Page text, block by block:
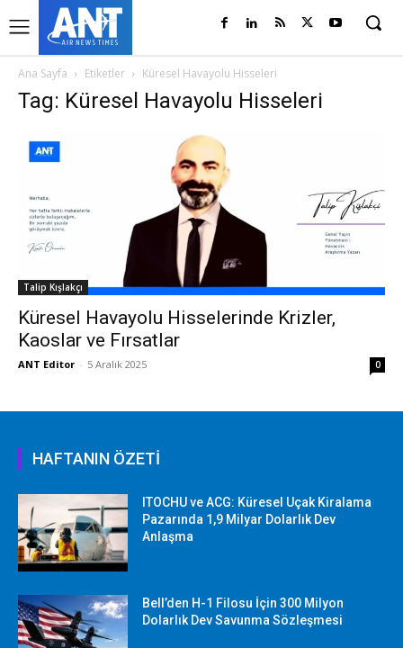
Ana Sayfa Etiketler Küresel Havayolu Hisseleri
Tag: Küresel Havayolu Hisseleri
Talip Kışlakçı
Küresel Havayolu Hisselerinde Krizler,
Kaoslar ve Fırsatlar
ANT Editor - 5 Aralık 2025 0
HAFTANIN ÖZETİ
ITOCHU ve ACG: Küresel Uçak Kiralama
Pazarında 1,9 Milyar Dolarlık Dev
Anlaşma
Bell’den H-1 Filosu İçin 300 Milyon
Dolarlık Dev Savunma Sözleşmesi